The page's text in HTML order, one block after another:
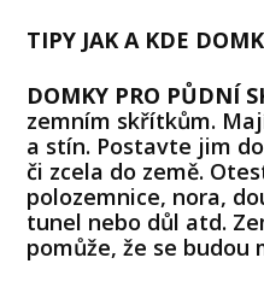
TIPY JAK A KDE
DOMKY PRO PŮDNÍ
zemním skřítkům.
a stín. Postavte jim
či zcela do země.
polozemnice, nora,
tunel nebo důl atd.
pomůže, že se